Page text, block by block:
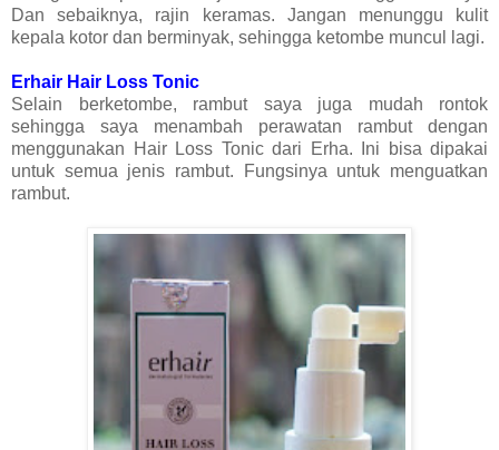
Dan sebaiknya, rajin keramas. Jangan menunggu kulit
kepala kotor dan berminyak, sehingga ketombe muncul lagi.
Erhair Hair Loss Tonic
Selain berketombe, rambut saya juga mudah rontok
sehingga saya menambah perawatan rambut dengan
menggunakan Hair Loss Tonic dari Erha. Ini bisa dipakai
untuk semua jenis rambut. Fungsinya untuk menguatkan
rambut.